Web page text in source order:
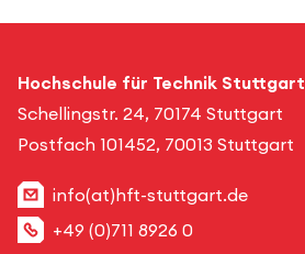
Hochschule für Technik Stuttgart
Schellingstr. 24, 70174 Stuttgart
Postfach 101452, 70013 Stuttgart
info(at)hft-stuttgart.de
+49 (0)711 8926 0